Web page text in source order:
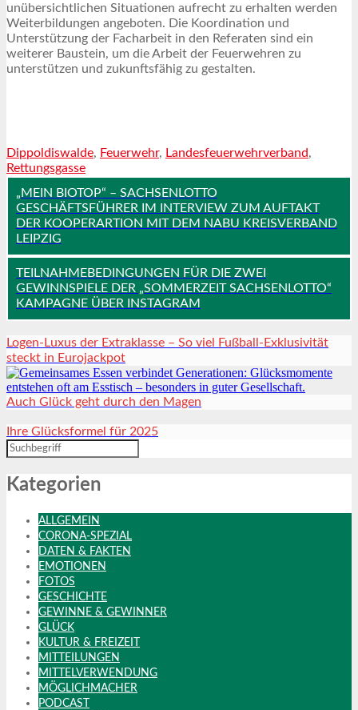
unübersichtlichen Situationen aufrecht zu erhalten werden
Weiterbildungen angeboten. Die Koordination und
Unterstützung der Facharbeit in den Referaten sind ein
weiterer Baustein, um die Arbeit der Feuerwehren zu
unterstützen und zukunftsfähig zu gestalten.
Dippoldiswalde, Feuerwehr, Landesfeuerwehrverband,
Rettungsgasse
„MEIN BIOTOP“ – SACHSENLOTTO
GESCHÄFTSFÜHRER IM INTERVIEW ZUM AUFTAKT
DER KOOPERARTION MIT DEM NABU KREISVERBAND
LEIPZIG
TEILNAHMEBEDINGUNGEN FÜR DIE ZWEI
GEWINNSPIELE DER „SOMMERZEIT SACHSENLOTTO“
KAMPAGNE ÜBER INSTAGRAM
Logen-Luxus der Extraklasse – So viel Fußball-Exklusivität
steckt in Eurojackpot
Auch Glück geht durch den Magen
Ihre Glücksformel für 2025
Kategorien
ALLGEMEIN
CORONA-SPEZIAL
DATEN & FAKTEN
EMOTIONEN
FOTOS
GESCHICHTE
GEWINNE & GEWINNER
GLÜCK
KULTUR & FREIZEIT
MITTEILUNGEN
MITTELVERWENDUNG
MÖGLICHMACHER
PODCAST